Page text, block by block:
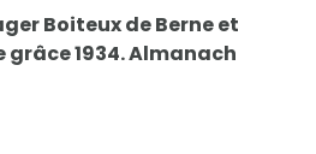
Boiteux de Berne et
grâce 1934. Almanach
Boiteux de Berne et
grâce 1925. Almanach